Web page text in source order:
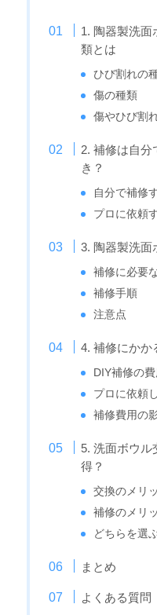
1. 陶器製洗面
類とは
ひび割れの
傷の種類
傷やひび割
2. 補修は自分
き？
自分で補修
プロに依頼
3. 陶器製洗面
補修に必要
補修手順
注意点
4. 補修にかか
DIY補修の費
プロに依頼
補修費用の
5. 洗面ボウル
得？
交換のメリ
補修のメリ
どちらを選
まとめ
よくある質問